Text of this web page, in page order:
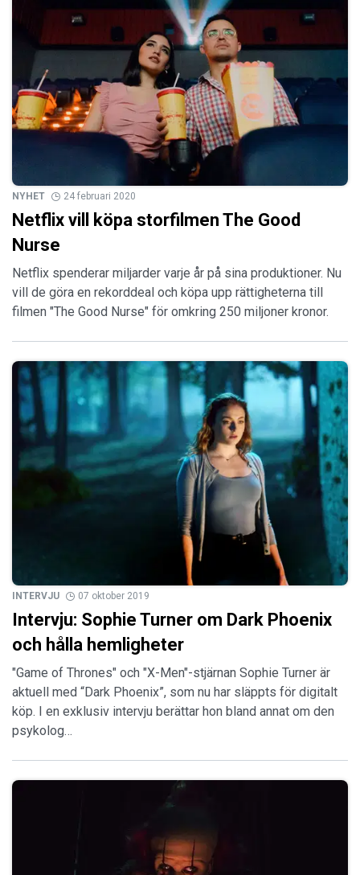
NYHET 24 februari 2020
Netflix vill köpa storfilmen The Good
Nurse
Netflix spenderar miljarder varje år på sina produktioner. Nu
vill de göra en rekorddeal och köpa upp rättigheterna till
filmen "The Good Nurse" för omkring 250 miljoner kronor.
INTERVJU 07 oktober 2019
Intervju: Sophie Turner om Dark Phoenix
och hålla hemligheter
"Game of Thrones" och "X-Men"-stjärnan Sophie Turner är
aktuell med “Dark Phoenix”, som nu har släppts för digitalt
köp. I en exklusiv intervju berättar hon bland annat om den
psykolog…